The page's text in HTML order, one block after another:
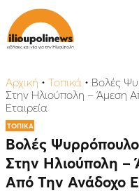
Αρχική • Τοπικά • Βολές
Στην Ηλιούπολη – Άμεση
Εταιρεία
ΤΟΠΙΚΑ
Βολές
Στην Ηλιούπολη
Από Την Ανάδοχο